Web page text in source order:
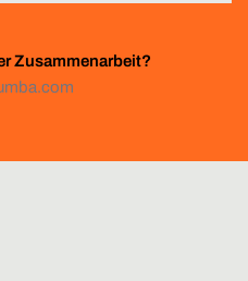
Zusammenarbeit?